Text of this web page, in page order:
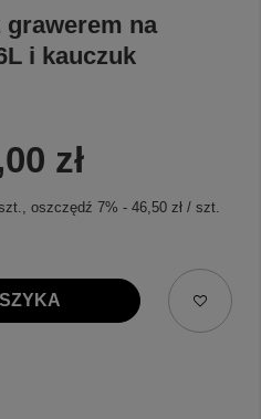
grawerem na
i kauczuk
zł
, oszczędź 7% - 46,50 zł/ szt.